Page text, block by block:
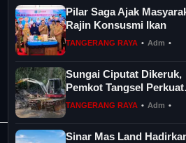
Pilar Saga Ajak
Rajin Konsusmi Ikan
TANGERANG RAYA • Adm •
Sungai Ciputat Dikeruk,
Pemkot Tangsel Perkuat
Sistem Pengendalian
TANGERANG RAYA • Adm •
Sinar Mas Land